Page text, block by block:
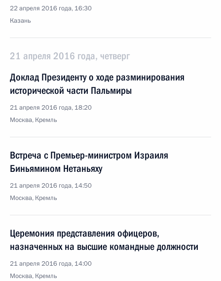
22 апреля 2016 года, 16:30
Казань
21 апреля 2016 года, четверг
Доклад Президенту о ходе разминирования
исторической части Пальмиры
21 апреля 2016 года, 18:20
Москва, Кремль
Встреча с Премьер-министром Израиля
Биньямином Нетаньяху
21 апреля 2016 года, 14:50
Москва, Кремль
Церемония представления офицеров,
назначенных на высшие командные должности
21 апреля 2016 года, 14:00
Москва, Кремль